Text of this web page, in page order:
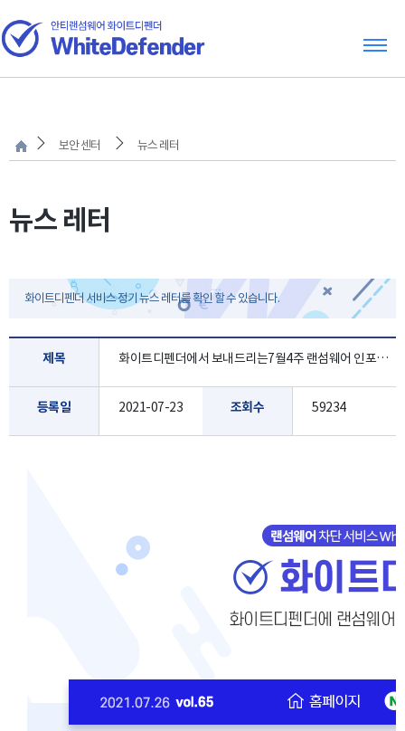
보안 센터 뉴스 레터
뉴스 레터
화이트디펜더 서비스 정기 뉴스 레터를 확인 할 수 있습니다.
제목 화이트디펜더에서 보내드리는7월4주 랜섬웨어 인포 레터 입니다.
등록일 2021-07-23 조회수 59234